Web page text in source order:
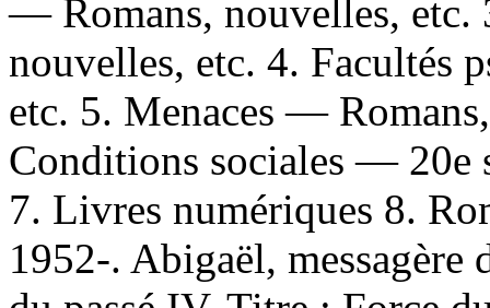
— Romans, nouvelles, etc.
nouvelles, etc. 4. Facultés
etc. 5. Menaces —
Conditions sociales — 20e
7. Livres numériques 8.
1952-. Abigaël,